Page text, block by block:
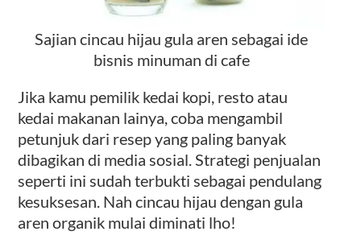
Sajian cincau hijau gula aren sebagai ide
bisnis minuman di cafe
Jika kamu pemilik kedai kopi, resto atau
kedai makanan lainya, coba mengambil
petunjuk dari resep yang paling banyak
dibagikan di media sosial. Strategi penjualan
seperti ini sudah terbukti sebagai pendulang
kesuksesan. Nah cincau hijau dengan gula
aren organik mulai diminati lho!